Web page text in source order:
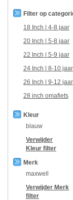
Filter op
18 Inch | 4-8 jaar
20 Inch | 5-8 jaar
22 Inch | 5-9 jaar
24 Inch | 8-10 jaar
26 Inch | 9-12 jaar
28 inch omafiets
Kleur
blauw
Verwijder
Kleur filter
Merk
maxwell
Verwijder Merk
filter